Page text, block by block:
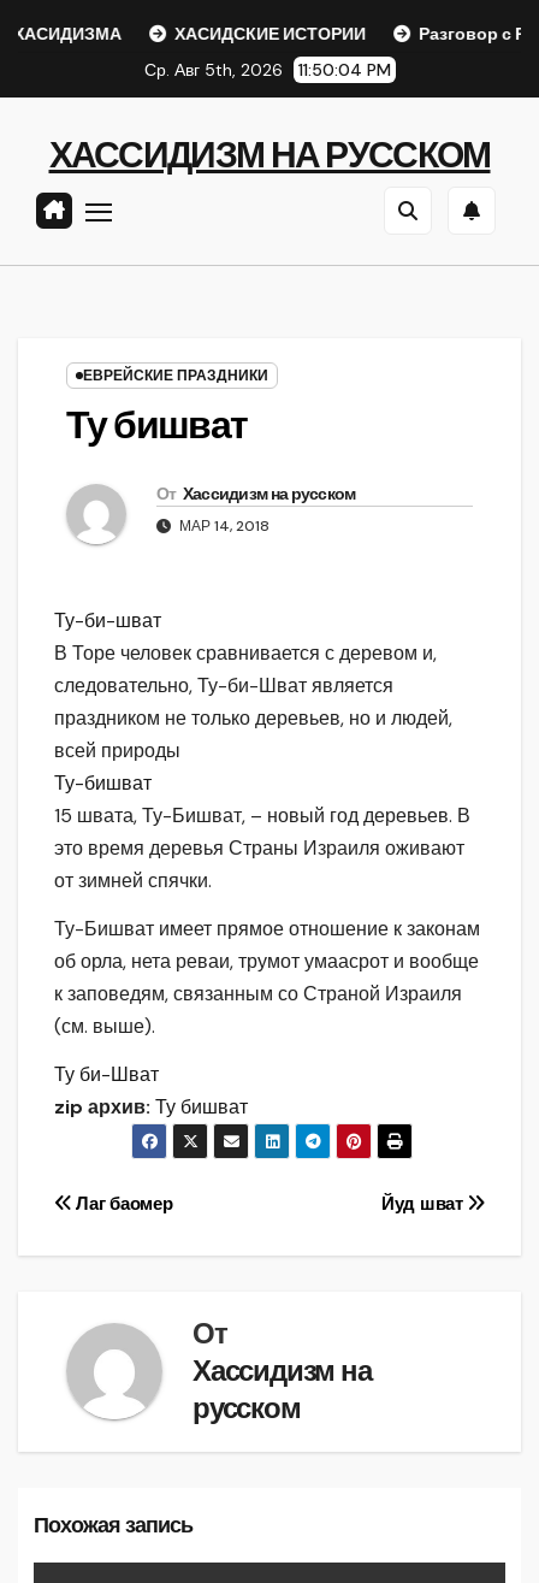
ХАСИДСКИЕ ИСТОРИИ
Разговор с Ребе
Ср. Авг 5th, 2026
11:50:05 PM
ХАССИДИЗМ НА РУССКОМ
ЕВРЕЙСКИЕ ПРАЗДНИКИ
Ту бишват
От Хассидизм на русском
МАР 14, 2018
Ту-би-шват
В Торе человек сравнивается с деревом и,
следовательно, Ту-би-Шват является
праздником не только деревьев, но и людей,
всей природы
Ту-бишват
15 швата, Ту-Бишват, – новый год деревьев. В
это время деревья Страны Израиля оживают
от зимней спячки.
Ту-Бишват имеет прямое отношение к законам
об орла, нета реваи, трумот умаасрот и вообще
к заповедям, связанным со Страной Израиля
(см. выше).
Ту би-Шват
zip архив: Ту бишват
Навигация
по
Йуд шват
Лаг баомер
От
Хассидизм на
русском
Похожая запись